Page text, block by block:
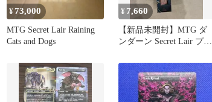
¥73,000
MTG Secret Lair Raining
Cats and Dogs
¥ 7,660
【新品未開封】MTG ダ
ンダーン Secret Lair プレ